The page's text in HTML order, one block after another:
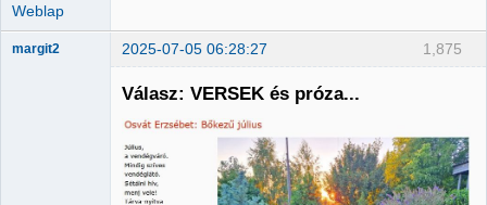
Weblap
1,875
margit2 2025-07-05 06:28:27
Válasz: VERSEK és próza...